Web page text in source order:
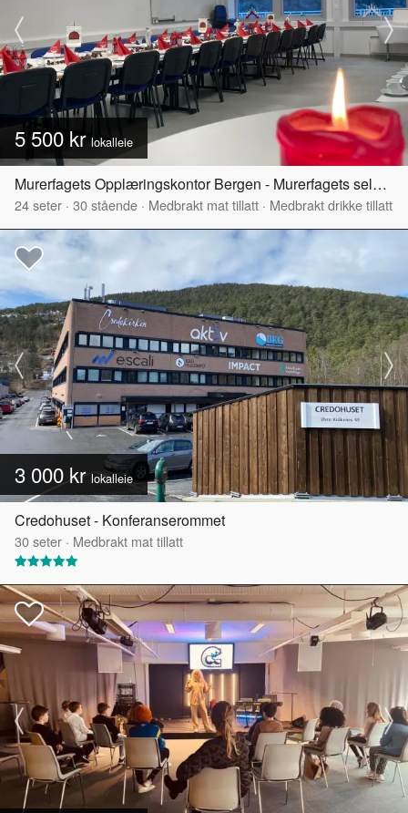
5 500 kr lokalleie
Murerfagets Opplæringskontor Bergen - Murerfagets selskapslokale
24seter · 30stående · Medbrakt mat tillatt · Medbrakt drikke tillatt
3 000 kr lokalleie
Credohuset - Konferanserommet
30seter · Medbrakt mat tillatt